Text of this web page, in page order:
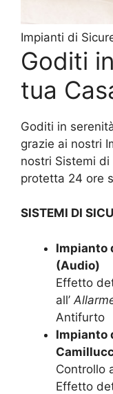
Impianti di
Goditi
tua
Goditi in
grazie ai nostri
nostri Sistemi
protetta 24 ore
SISTEMI DI
Impianto
(Audio)
Effetto
all’
Antifurto
Impianto
Controllo
Effetto